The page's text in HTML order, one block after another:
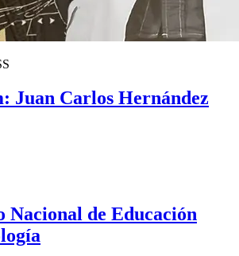
Juan Carlos Hernández
Nacional de Educación